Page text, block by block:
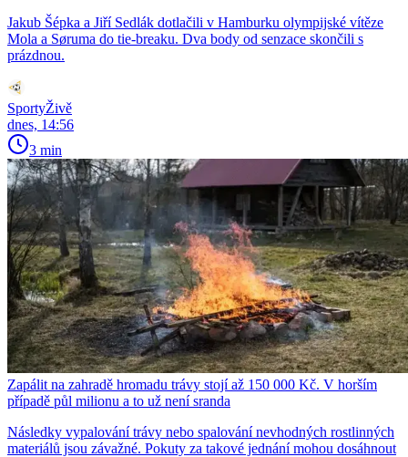
Jakub Šépka a Jiří Sedlák dotlačili v Hamburku olympijské vítěze
Mola a Søruma do tie-breaku. Dva body od senzace skončili s
prázdnou.
SportyŽivě
dnes, 14:56
3 min
Zapálit na zahradě hromadu trávy stojí až 150 000 Kč. V horším
případě půl milionu a to už není sranda
Následky vypalování trávy nebo spalování nevhodných rostlinných
materiálů jsou závažné. Pokuty za takové jednání mohou dosáhnout